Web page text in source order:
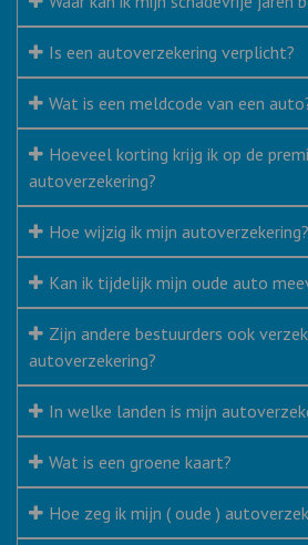
Is een autoverzekering verplicht?
Wat is een meldcode van een
Hoeveel korting krijg ik op de
autoverzekering?
Hoe wijzig ik mijn autoverzekering?
Kan ik tijdelijk mijn oude auto
Zijn andere bestuurders ook
autoverzekering?
In welke landen is mijn
Wat is een groene kaart?
Hoe zeg ik mijn ( oude )